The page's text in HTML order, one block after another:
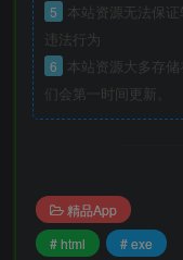
5
本站资源无法保
违法行为
6
本站资源大多存
们会第一时间更新。
精品App
# html
# exe